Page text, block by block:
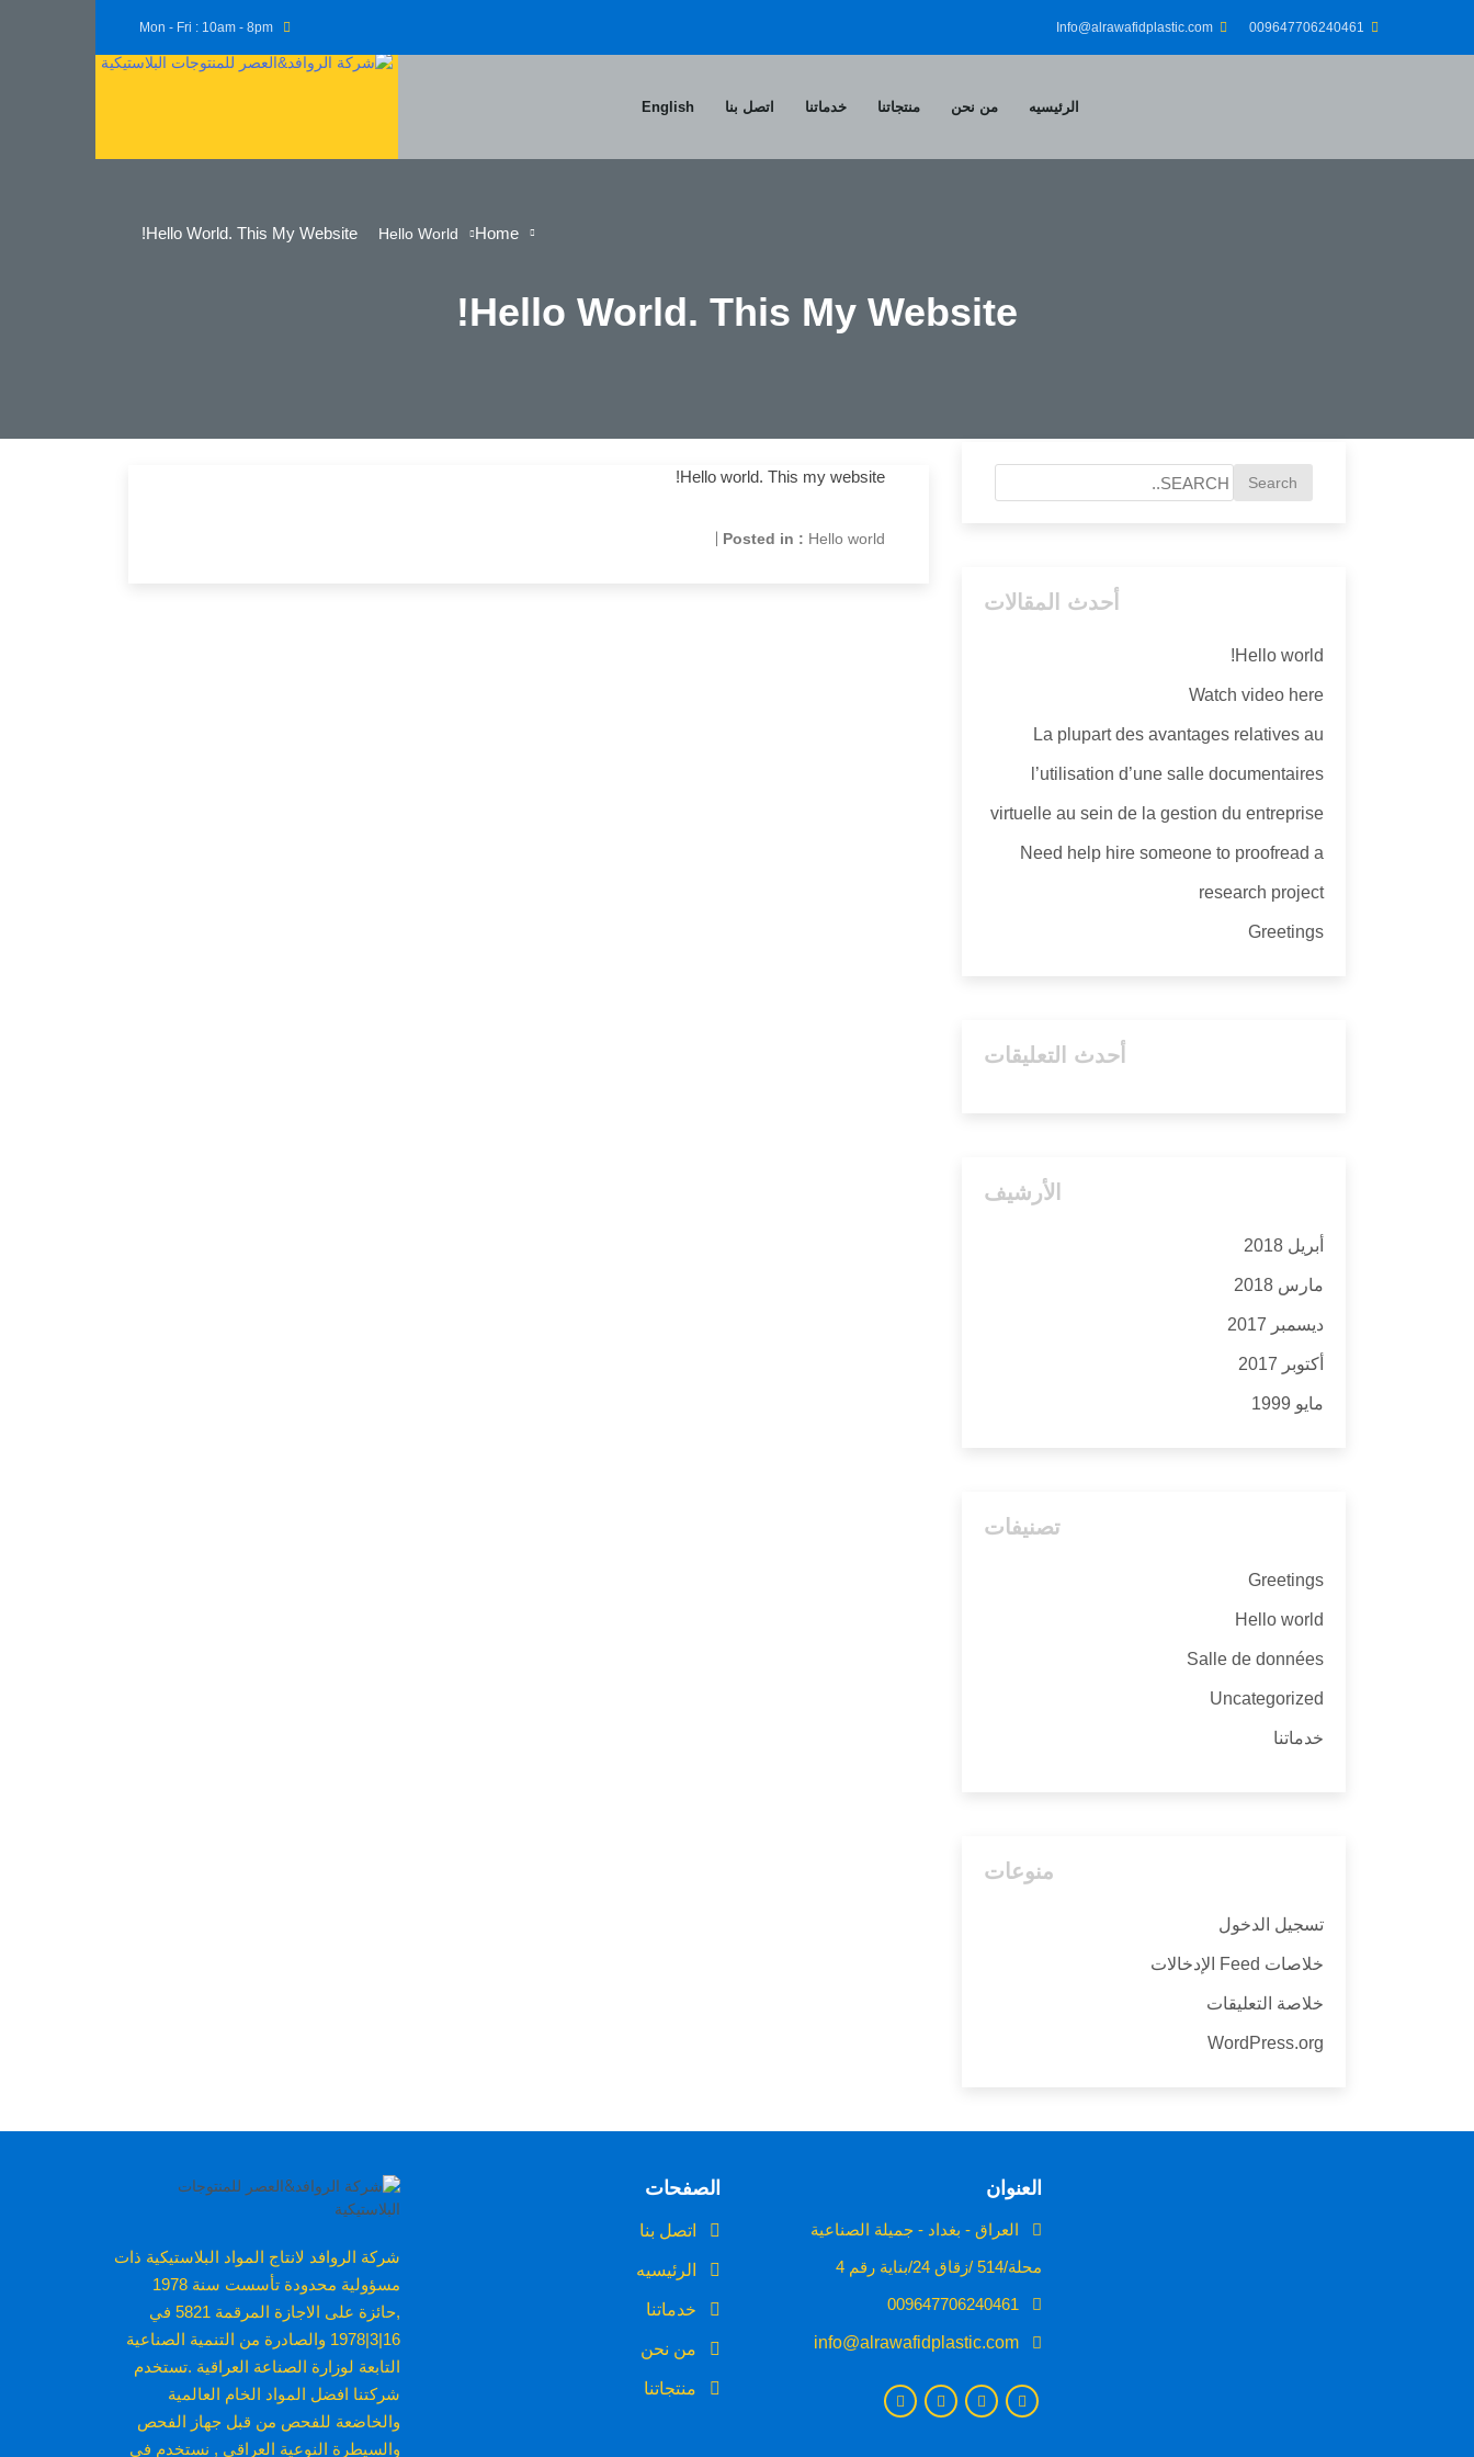
الرئيسيه من نحن منتجاتنا خدماتنا اتصل بنا English
Home
Hello World
Hello World. This My Website!
Hello world. This my website!
Posted in : Hello world
أحدث المقالات
Hello world!
Watch video here
La plupart des avantages relatives au
l’utilisation d’une salle documentaires
virtuelle au sein de la gestion du entreprise
Need help hire someone to proofread a
research project
Greetings
أحدث التعليقات
الأرشيف
أبريل 2018
مارس 2018
ديسمبر 2017
أكتوبر 2017
مايو 1999
تصنيفات
Greetings
Hello world
Salle de données
Uncategorized
خدماتنا
منوعات
تسجيل الدخول
خلاصات Feed الإدخالات
خلاصة التعليقات
WordPress.org
شركة الروافد لانتاج المواد البلاستيكية ذات
مسؤولية محدودة تأسست سنة 1978
,حائزة على الاجازة المرقمة 5821 في
16|3|1978 والصادرة من التنمية الصناعية
التابعة لوزارة الصناعة العراقية .تستخدم
شركتنا افضل المواد الخام العالمية
والخاضعة للفحص من قبل جهاز الفحص
والسيطرة النوعية العراقي , نستخدم في
الصفحات
اتصل بنا
الرئيسيه
خدماتنا
من نحن
منتجاتنا
العنوان
العراق - بغداد - جميلة الصناعية
محلة/514 /زقاق 24/بناية رقم 4
info@alrawafidplastic.com